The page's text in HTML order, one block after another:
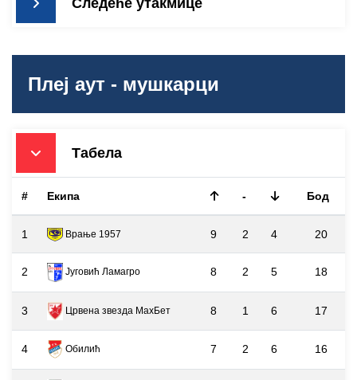
Плеј аут - мушкарци
Табела
# Екипа - Бод
1 Врање 1957 9 2 4 20
2 Југовић Ламагро 8 2 5 18
3 Црвена звезда МаxБет 8 1 6 17
4 Обилић 7 2 6 16